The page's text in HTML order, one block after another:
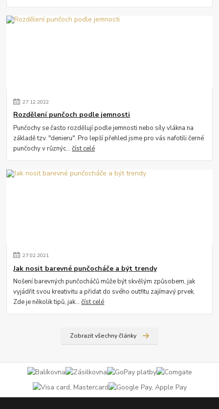
27.12.2022
Rozdělení punčoch podle jemnosti
Punčochy se často rozdělují podle jemnosti nebo síly vlákna na
základě tzv. "denieru". Pro lepší přehled jsme pro vás nafotili černé
punčochy v různýc...číst celé
27.02.2021
Jak nosit barevné punčocháče a být trendy
Nošení barevných punčocháčů může být skvělým způsobem, jak
vyjádřit svou kreativitu a přidat do svého outfitu zajímavý prvek.
Zde je několik tipů, jak...číst celé
Zobrazit všechny články